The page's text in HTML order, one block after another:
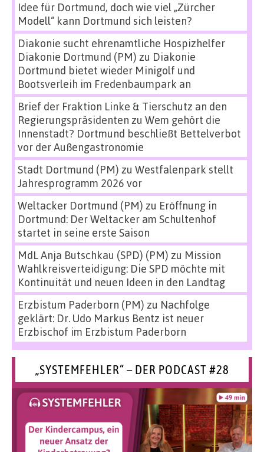
Idee für Dortmund, doch wie viel „Zürcher
Modell“ kann Dortmund sich leisten?
Diakonie sucht ehrenamtliche Hospizhelfer
Diakonie Dortmund (PM) zu Diakonie
Dortmund bietet wieder Minigolf und
Bootsverleih im Fredenbaumpark an
Brief der Fraktion Linke & Tierschutz an den
Regierungspräsidenten zu Wem gehört die
Innenstadt? Dortmund beschließt Bettelverbot
vor der Außengastronomie
Stadt Dortmund (PM) zu Westfalenpark stellt
Jahresprogramm 2026 vor
Weltacker Dortmund (PM) zu Eröffnung in
Dortmund: Der Weltacker am Schultenhof
startet in seine erste Saison
MdL Anja Butschkau (SPD) (PM) zu Mission
Wahlkreisverteidigung: Die SPD möchte mit
Kontinuität und neuen Ideen in den Landtag
Erzbistum Paderborn (PM) zu Nachfolge
geklärt: Dr. Udo Markus Bentz ist neuer
Erzbischof im Erzbistum Paderborn
„SYSTEMFEHLER“ – DER PODCAST #28